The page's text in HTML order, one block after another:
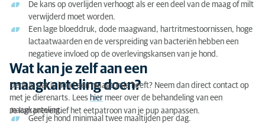
De kans op overlijden verhoogt als er een deel van de maag of milt
verwijderd moet worden.
Een lage bloeddruk, dode maagwand, hartritmestoornissen, hoge
lactaatwaarden en de verspreiding van bacteriën hebben een
negatieve invloed op de overlevingskansen van je hond.
Wat kan je zelf aan een
maagkanteling doen?
Denk je dat je hond een maagtorsie heeft? Neem dan direct contact op
met je dierenarts. Lees hier meer over de behandeling van een
maagkanteling.
Je kan preventief het eetpatroon van je pup aanpassen.
Geef je hond minimaal twee maaltijden per dag.